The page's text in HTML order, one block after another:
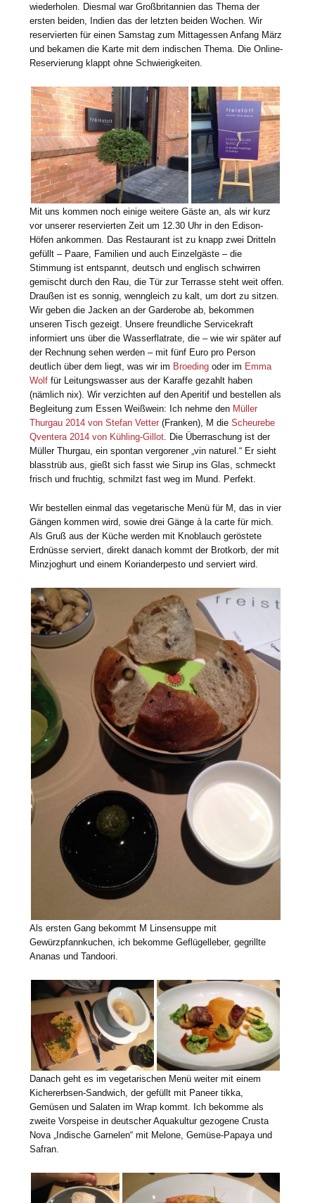
wiederholen. Diesmal war Großbritannien das Thema der
ersten beiden, Indien das der letzten beiden Wochen. Wir
reservierten für einen Samstag zum Mittagessen Anfang März
und bekamen die Karte mit dem indischen Thema. Die Online-
Reservierung klappt ohne Schwierigkeiten.
Mit uns kommen noch einige weitere Gäste an, als wir kurz
vor unserer reservierten Zeit um 12.30 Uhr in den Edison-
Höfen ankommen. Das Restaurant ist zu knapp zwei Dritteln
gefüllt – Paare, Familien und auch Einzelgäste – die
Stimmung ist entspannt, deutsch und englisch schwirren
gemischt durch den Rau, die Tür zur Terrasse steht weit offen.
Draußen ist es sonnig, wenngleich zu kalt, um dort zu sitzen.
Wir geben die Jacken an der Garderobe ab, bekommen
unseren Tisch gezeigt. Unsere freundliche Servicekraft
informiert uns über die Wasserflatrate, die – wie wir später auf
der Rechnung sehen werden – mit fünf Euro pro Person
deutlich über dem liegt, was wir im Broeding oder im Emma
Wolffür Leitungswasser aus der Karaffe gezahlt haben
(nämlich nix). Wir verzichten auf den Aperitif und bestellen als
Begleitung zum Essen Weißwein: Ich nehme den Müller
Thurgau 2014 von Stefan Vetter (Franken), M dieScheurebe
Qventera 2014 von Kühling-Gillot . Die Überraschung ist der
Müller Thurgau, ein spontan vergorener „vin naturel.“ Er sieht
blasstrüb aus, gießt sich fasst wie Sirup ins Glas, schmeckt
frisch und fruchtig, schmilzt fast weg im Mund. Perfekt.
Wir bestellen einmal das vegetarische Menü für M, das in vier
Gängen kommen wird, sowie drei Gänge à la carte für mich.
Als Gruß aus der Küche werden mit Knoblauch geröstete
Erdnüsse serviert, direkt danach kommt der Brotkorb, der mit
Minzjoghurt und einem Korianderpesto und serviert wird.
Als ersten Gang bekommt M Linsensuppe mit
Gewürzpfannkuchen, ich bekomme Geflügelleber, gegrillte
Ananas und Tandoori.
Danach geht es im vegetarischen Menü weiter mit einem
Kichererbsen-Sandwich, der gefüllt mit Paneer tikka,
Gemüsen und Salaten im Wrap kommt. Ich bekomme als
zweite Vorspeise in deutscher Aquakultur gezogene Crusta
Nova „Indische Garnelen“ mit Melone, Gemüse-Papaya und
Safran.